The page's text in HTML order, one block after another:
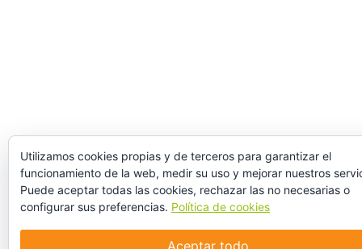
Utilizamos cookies propias y de terceros para garantizar el
funcionamiento de la web, medir su uso y mejorar nuestros
Puede aceptar todas las cookies, rechazar las no necesarias o
configurar sus preferencias. Política de cookies
Aceptar todo